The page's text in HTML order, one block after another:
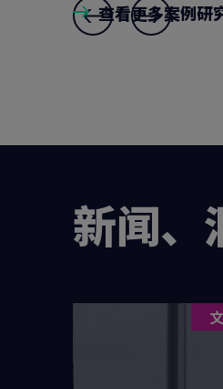
Slide
查看更多案例研
新闻、